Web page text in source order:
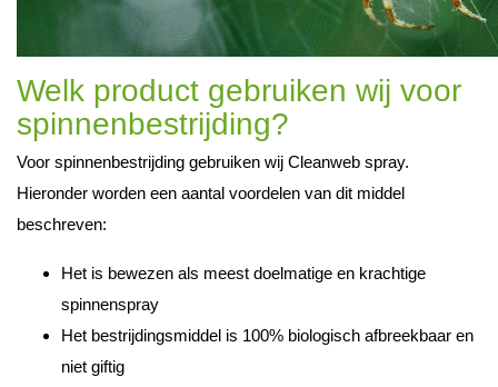
Welk product gebruiken wij voor
spinnenbestrijding?
Voor spinnenbestrijding gebruiken wij Cleanweb spray.
Hieronder worden een aantal voordelen van dit middel
beschreven:
Het is bewezen als meest doelmatige en krachtige
spinnenspray
Het bestrijdingsmiddel is 100% biologisch afbreekbaar en
niet giftig